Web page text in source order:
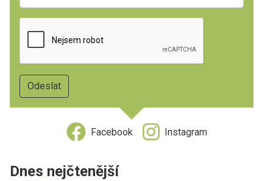
Facebook Instagram
Dnes nejčtenější